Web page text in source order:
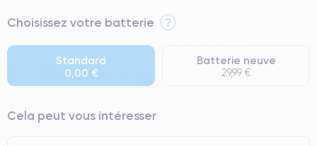
⭐ Premium
● Batterie : usage intensif.
● Seuls 5% de nos téléphones ont un grade Premium.
Choisissez votre batterie ?
Standard
0,00 €
Batterie neuve
29,99 €
Cela peut vous intéresser